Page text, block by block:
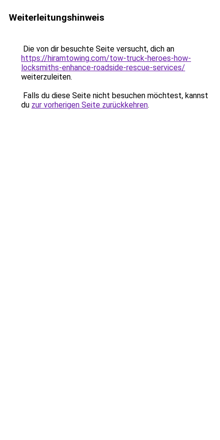
Weiterleitungshinweis
Die von dir besuchte Seite versucht, dich an
https://hiramtowing.com/tow-truck-heroes-how-
locksmiths-enhance-roadside-rescue-services/
weiterzuleiten.
Falls du diese Seite nicht besuchen möchtest, kannst
du zur vorherigen Seite zurückkehren.